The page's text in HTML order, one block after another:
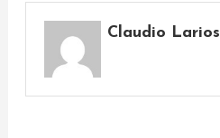
Claudio Larios